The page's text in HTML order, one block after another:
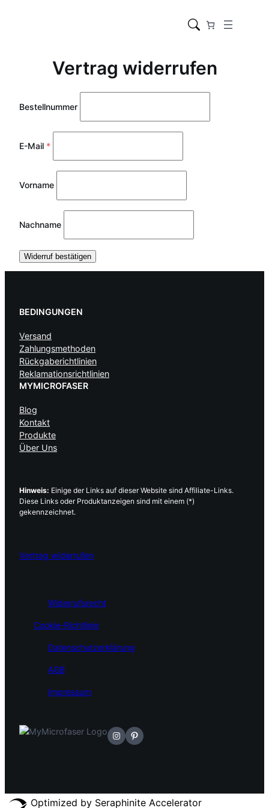
Vertrag widerrufen
Bestellnummer
E-Mail *
Vorname
Nachname
Widerruf bestätigen
BEDINGUNGEN
Versand
Zahlungsmethoden
Rückgaberichtlinien
Reklamationsrichtlinien
MYMICROFASER
Blog
Kontakt
Produkte
Über Uns
Hinweis: Einige der Links auf dieser Website sind Affiliate-Links.
Diese Links oder Produktanzeigen sind mit einem (*)
gekennzeichnet.
Vertrag widerrufen
Widerrufsrecht
Cookie-Richtlinie
Datenschutzerklärung
AGB
Impressum
https://www.instagram.com/
https://br.pinterest.com/
Optimized by Seraphinite Accelerator